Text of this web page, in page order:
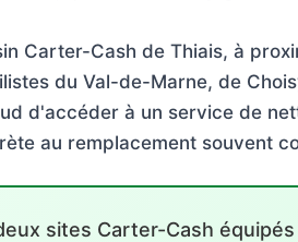
Carter-Cash de Thiais, à
du Val-de-Marne, de
d'accéder à un service de
au remplacement souvent
sites Carter-Cash